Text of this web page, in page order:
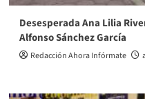
Desesperada Ana Lilia
Alfonso Sánchez García
Redacción Ahora Infórmate